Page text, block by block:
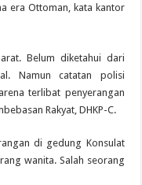
era Ottoman, kata kantor
Belum diketahui dari
Namun catatan polisi
terlibat penyerangan
Rakyat, DHKP-C.
di gedung Konsulat
wanita. Salah seorang